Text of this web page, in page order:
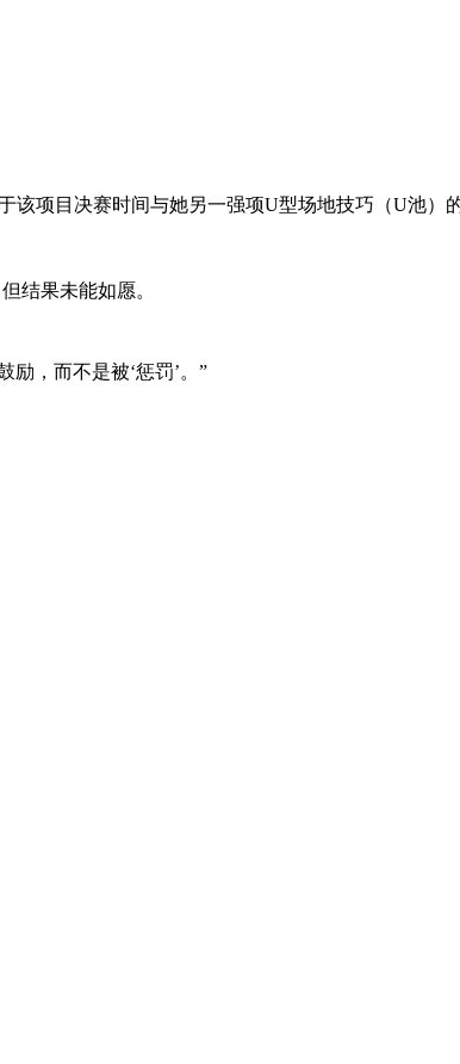
项目决赛时间与她另一强项U型场地技巧（U池）
结果未能如愿。
，而不是被‘惩罚’。”